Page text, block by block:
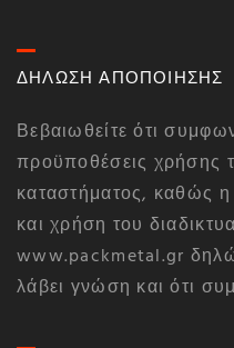
ΔΗΛΩΣΗ ΑΠΟΠΟΙΗΣΗΣ
Βεβαιωθείτε ότι
προϋποθέσεις χρήσης
καταστήματος, καθώς
και χρήση του
www.packmetal.gr
λάβει γνώση και ότι